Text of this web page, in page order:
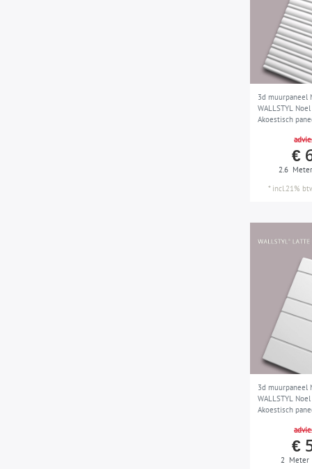
3d muurpaneel
WALLSTYL
Akoestisch
design wit 2,6 m
€
2.6 Meter
* incl.21%
3d muurpaneel
WALLSTYL
Akoestisch
design wit 2 m
€
2 Meter